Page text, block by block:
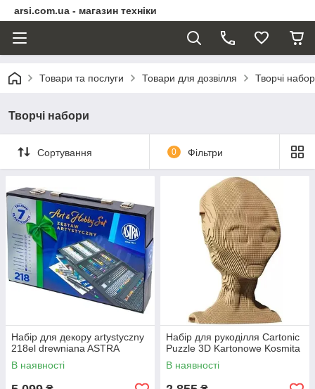
arsi.com.ua - магазин техніки
Товари та послуги Товари для дозвілля Творчі
Творчі набори
Сортування 0 Фільтри
Набір для декору artystyczny
218el drewniana ASTRA
В наявності
Набір для рукоділля Cartonic
Puzzle 3D Kartonowe Kosmita
В наявності